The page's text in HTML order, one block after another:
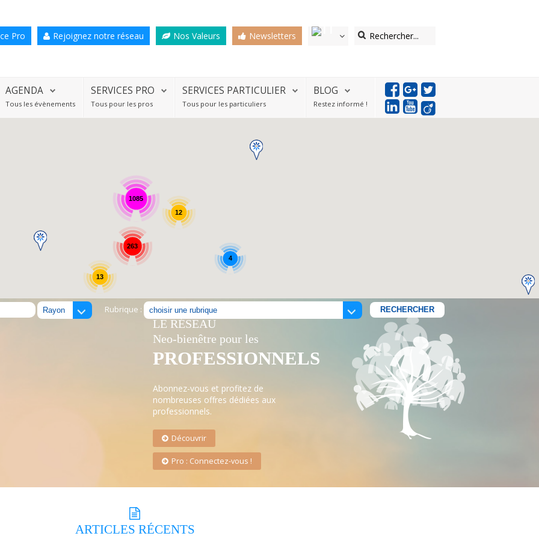
Pro Rejoignez notre réseau Nos Valeurs Newsletters
AGENDA
Tous les évènements
SERVICES PRO
Tous pour les pros
SERVICES PARTICULIER
Tous pour les particuliers
BLOG
Restez informé !
1085
13
263
4
12
Rubrique :
LE RÉSEAU
Neo-bienêtre pour les
PROFESSIONNELS
Abonnez-vous et profitez de
nombreuses offres dédiées aux
professionnels.
Découvrir
Pro : Connectez-vous !
ARTICLES RÉCENTS